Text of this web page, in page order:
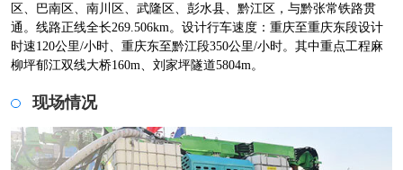
区、巴南区、南川区、武隆区、彭水县、黔江区，与黔张常铁路贯
通。线路正线全长269.506km。设计行车速度：重庆至重庆东段设计
时速120公里/小时、重庆东至黔江段350公里/小时。其中重点工程麻
柳坪郁江双线大桥160m、刘家坪隧道5804m。
现场情况